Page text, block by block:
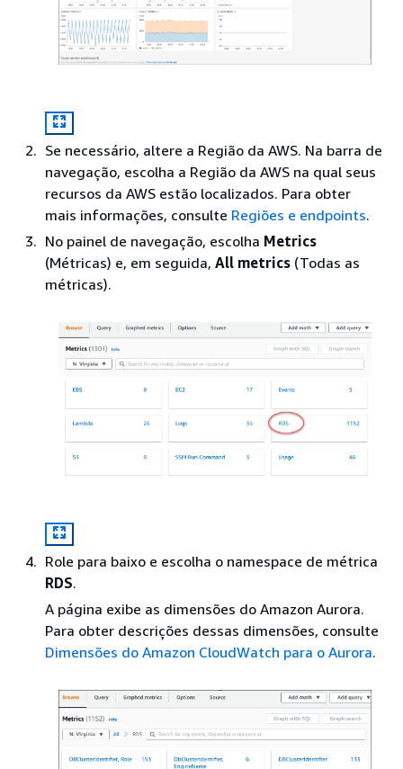
Se necessário, altere a Região da AWS. Na barra de
navegação, escolha a Região da AWS na qual seus
recursos da AWS estão localizados. Para obter
mais informações, consulte Regiões e endpoints.
No painel de navegação, escolha Metrics
(Métricas) e, em seguida, All metrics (Todas as
métricas).
Role para baixo e escolha o namespace de métrica
RDS.
A página exibe as dimensões do Amazon Aurora.
Para obter descrições dessas dimensões, consulte
Dimensões do Amazon CloudWatch para o Aurora.